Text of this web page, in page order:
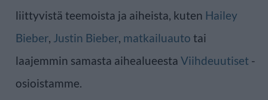
liittyvistä teemoista ja aiheista, kuten Hailey
Bieber, Justin Bieber, matkailuauto tai
laajemmin samasta aihealueesta Viihdeuutiset -
osioistamme.